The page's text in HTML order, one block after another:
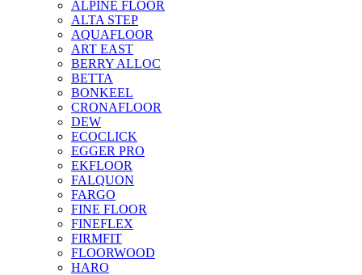
ALPINE FLOOR
ALTA STEP
AQUAFLOOR
ART EAST
BERRY ALLOC
BETTA
BONKEEL
CRONAFLOOR
DEW
ECOCLICK
EGGER PRO
EKFLOOR
FALQUON
FARGO
FINE FLOOR
FINEFLEX
FIRMFIT
FLOORWOOD
HARO